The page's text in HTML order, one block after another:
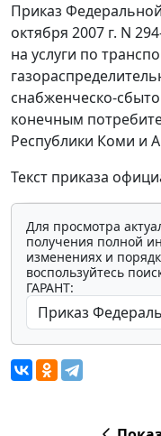
Приказ
октября 2007 г. N
на услуги по
снабженческо-
конечным
Республики Коми и
Текст приказа
Для просмотра
получения полной
изменениях и
воспользуйтесь
ГАРАНТ: